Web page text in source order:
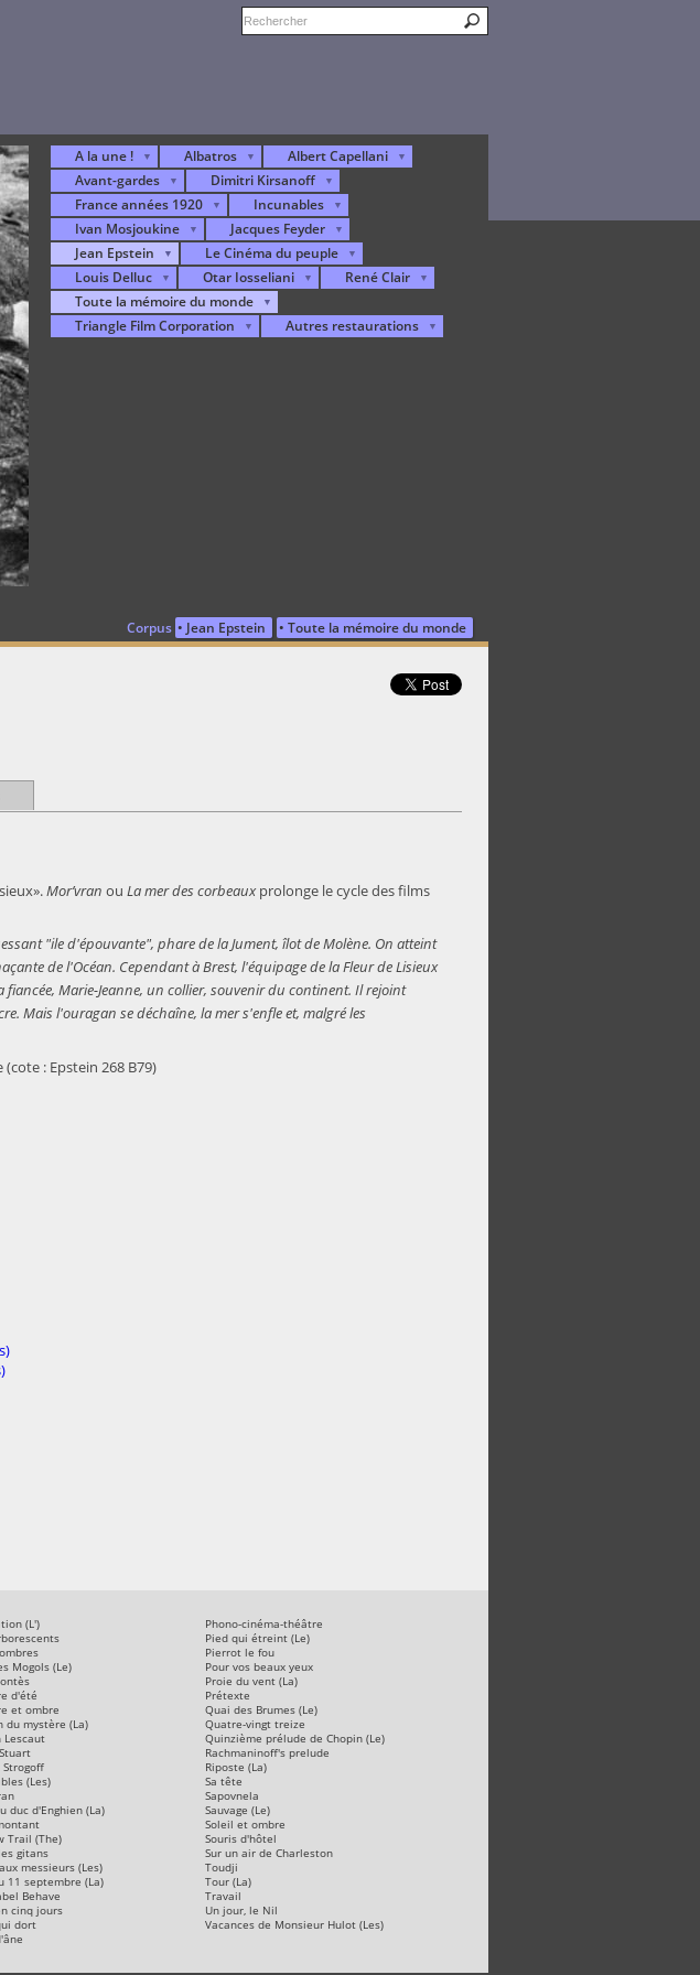
A la une ! Albatros
Albert Capellani
Avant-gardes
Dimitri Kirsanoff
France années 1920
Incunables
Ivan Mosjoukine
Jacques Feyder
Jean Epstein
Le Cinéma du peuple
Louis Delluc
Otar Iosseliani
René Clair
Toute la mémoire du monde
Triangle Film Corporation
Autres restaurations
Corpus Jean Epstein Toute la mémoire du monde
Mor’vran ou La mer des corbeauxprolonge le cycle des films
"ile d'épouvante", phare de la Jument, îlot de Molène. On atteint
de l'Océan. Cependant à Brest, l'équipage de la Fleur de Lisieux
Marie-Jeanne, un collier, souvenir du continent. Il rejoint
Mais l'ouragan se déchaîne, la mer s'enfle et, malgré les
: Epstein 268 B79)
(L')
Mogols (Le)
d'été
et ombre
du mystère (La)
Lescaut
Strogoff
(Les)
duc d'Enghien (La)
Trail (The)
gitans
messieurs (Les)
11 septembre (La)
Behave
cinq jours
dort
Phono-cinéma-théâtre
Pied qui étreint (Le)
Pierrot le fou
Pour vos beaux yeux
Proie du vent (La)
Prétexte
Quai des Brumes (Le)
Quatre-vingt treize
Quinzième prélude de Chopin (Le)
Rachmaninoff's prelude
Riposte (La)
Sa tête
Sapovnela
Sauvage (Le)
Soleil et ombre
Souris d'hôtel
Sur un air de Charleston
Toudji
Tour (La)
Travail
Un jour, le Nil
Vacances de Monsieur Hulot (Les)